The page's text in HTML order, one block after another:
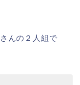
さんの２人組で